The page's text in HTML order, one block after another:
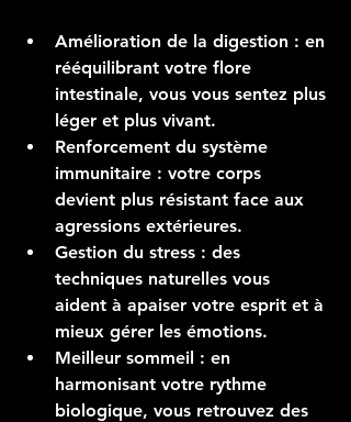
Amélioration de la digestion : en
rééquilibrant votre flore
intestinale, vous vous sentez plus
léger et plus vivant.
Renforcement du système
immunitaire : votre corps
devient plus résistant face aux
agressions extérieures.
Gestion du stress : des
techniques naturelles vous
aident à apaiser votre esprit et à
mieux gérer les émotions.
Meilleur sommeil : en
harmonisant votre rythme
biologique, vous retrouvez des